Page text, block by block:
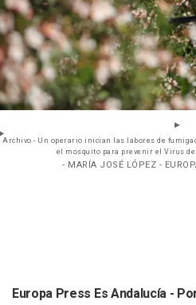
Archivo - Un operario inician las labores de fumigación y el tratamiento de imbornales contra
el mosquito para prevenir el Virus
- MARÍA JOSÉ LÓPEZ -
Europa Press Es Andalucía -